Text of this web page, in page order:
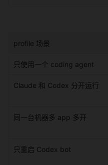
profile 场景
只使用一个 coding agent
Claude 和 Codex 分开运行
同一台机器多 app 多开
只重启 Codex bot